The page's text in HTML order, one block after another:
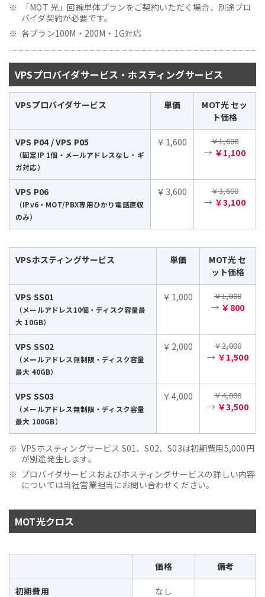
「MOT 光」回線単体プランをご契約いただく場合、別途プロ
バイダ契約が必要です。
各プラン100M・200M・1G対応
VPSプロバイダサービス・ホスティングサービス
VPSプロバイダサービス 単価
MOT光 セッ
ト価格
VPS P04 / VPS P05
（固定IP 1個・メールアドレスなし・ギ
ガ対応）
￥1,600 ￥1,600
→ ￥1,100
VPS P06
（IPv6・MOT/PBX専用ひかり電話直収
のみ）
￥3,600 ￥3,600
→ ￥3,100
VPSホスティングサービス 単価
MOT光 セ
ット価格
VPS SS01
（メールアドレス10個・ディスク容量最
大 10GB）
￥1,000 ￥1,000
→ ￥800
VPS SS02
（メールアドレス無制限・ディスク容量
最大 40GB）
￥2,000 ￥2,000
→ ￥1,500
VPS SS03
（メールアドレス無制限・ディスク容量
最大 100GB）
￥4,000 ￥4,000
→ ￥3,500
VPSホスティングサービス S01、S02、S03は初期費用5,000円
が別途発生します。
プロバイダサービスおよびホスティングサービスの詳しい内容
については当社営業担当にお問い合わせください。
MOT光クロス
価格 備考
初期費用 なし